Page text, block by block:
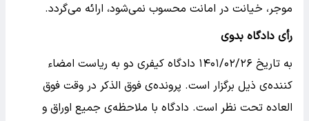
موجر، خیانت در امانت محسوب نمی‌شود، ارائه می‌گردد.
رأی دادگاه بدوی
به تاریخ ۱۴۰۱/۰۲/۲۶ دادگاه کیفری دو به ریاست امضاء
کننده‌ی ذیل برگزار است. پرونده‌ی فوق الذکر در وقت فوق
العاده تحت نظر است. دادگاه با ملاحظه‌ی جمیع اوراق و